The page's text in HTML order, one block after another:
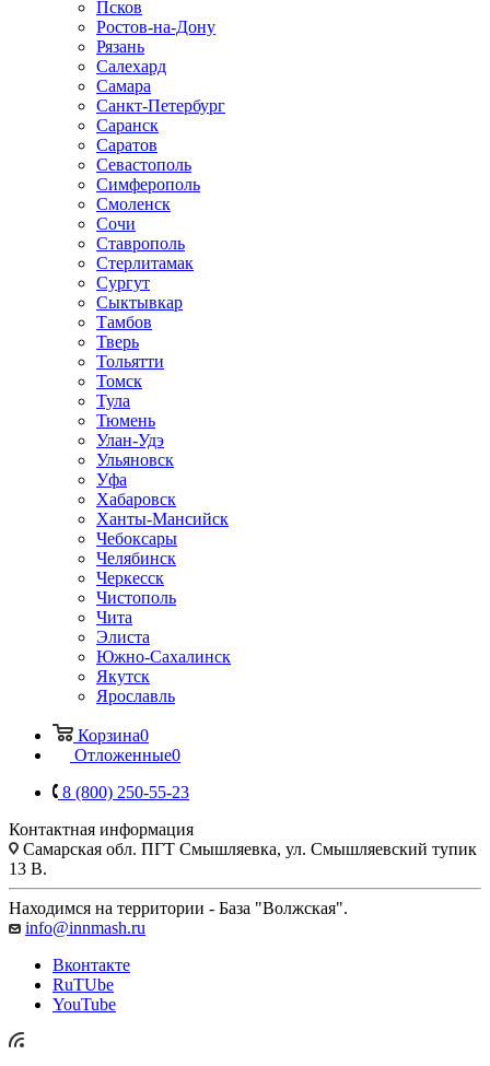
Псков
Ростов-на-Дону
Рязань
Салехард
Самара
Санкт-Петербург
Саранск
Саратов
Севастополь
Симферополь
Смоленск
Сочи
Ставрополь
Стерлитамак
Сургут
Сыктывкар
Тамбов
Тверь
Тольятти
Томск
Тула
Тюмень
Улан-Удэ
Ульяновск
Уфа
Хабаровск
Ханты-Мансийск
Чебоксары
Челябинск
Черкесск
Чистополь
Чита
Элиста
Южно-Сахалинск
Якутск
Ярославль
Корзина0
Отложенные0
8 (800) 250-55-23
Контактная информация
Самарская обл. ПГТ Смышляевка, ул. Смышляевский тупик
13 В.
Находимся на территории - База "Волжская".
info@innmash.ru
Вконтакте
RuTUbe
YouTube